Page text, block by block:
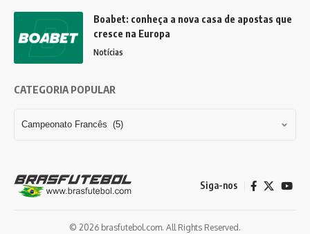
Boabet: conheça a nova casa de apostas que
cresce na Europa
Notícias
CATEGORIA POPULAR
Siga-nos
© 2026 brasfutebol.com. All Rights Reserved.